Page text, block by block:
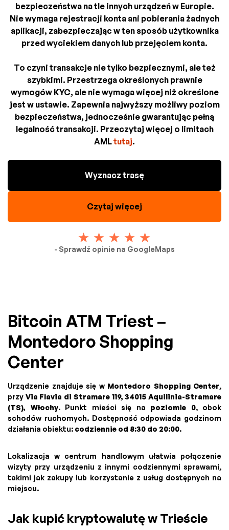
bezpieczeństwa na tle innych urządzeń w Europie.
Nie wymaga rejestracji konta ani pobierania żadnych
aplikacji, zabezpieczając w ten sposób użytkownika
przed wyciekiem danych lub przejęciem konta.
To czyni transakcje nie tylko bezpiecznymi, ale też
szybkimi. Przestrzega określonych prawnie
wymogów KYC, ale nie wymaga więcej niż określone
jest w ustawie. Zapewnia najwyższy możliwy poziom
bezpieczeństwa, jednocześnie gwarantując pełną
legalność transakcji. Przeczytaj więcej o limitach
AMLtutaj.
Wyznacz trasę
Czytaj więcej
- Sprawdź opinie na GoogleMaps
Bitcoin ATM Triest –
Montedoro Shopping
Center
Urządzenie znajduje się w Montedoro Shopping Center,
przy Via Flavia di Stramare 119, 34015 Aquilinia-Stramare
(TS), Włochy. Punkt mieści się na poziomie 0, obok
schodów ruchomych. Dostępność odpowiada godzinom
działania obiektu: codziennie od 8:30 do 20:00.
Lokalizacja w centrum handlowym ułatwia połączenie
wizyty przy urządzeniu z innymi codziennymi sprawami,
takimi jak zakupy lub korzystanie z usług dostępnych na
miejscu.
Jak kupić kryptowalutę w Trieście